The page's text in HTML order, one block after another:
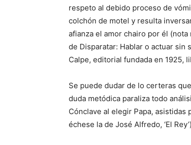
respeto al debido proceso de
colchón de motel y resulta
afianza el amor chairo por él
de Disparatar: Hablar o actuar sin
Calpe, editorial fundada en 1925,
Se puede dudar de lo certeras
duda metódica paraliza todo
Cónclave al elegir Papa, asistidas
échese la de José Alfredo, ‘El